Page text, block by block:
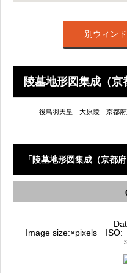
別ウィン
陵墓地形図集成（
List
後鳥羽天皇 大原陵 京都府京
「陵墓地形図集成（京都
Image size:×pixels